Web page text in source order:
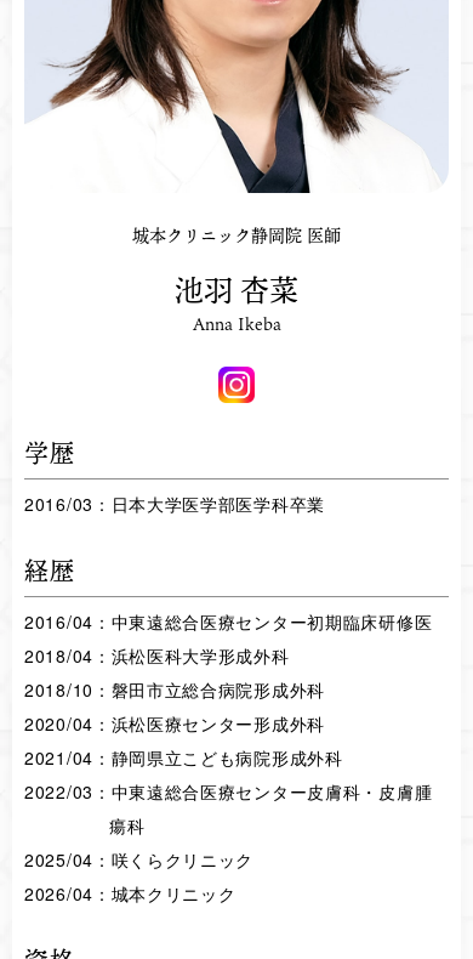
城本クリニック静岡院 医師
池羽 杏菜
Anna Ikeba
学歴
2016/03：日本大学医学部医学科卒業
経歴
2016/04：中東遠総合医療センター初期臨床研修医
2018/04：浜松医科大学形成外科
2018/10：磐田市立総合病院形成外科
2020/04：浜松医療センター形成外科
2021/04：静岡県立こども病院形成外科
2022/03：中東遠総合医療センター皮膚科・皮膚腫
瘍科
2025/04：咲くらクリニック
2026/04：城本クリニック